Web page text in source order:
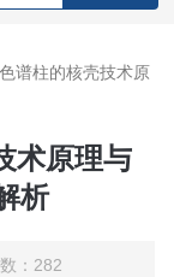
谱柱的核壳技术原
术原理与
析
：282